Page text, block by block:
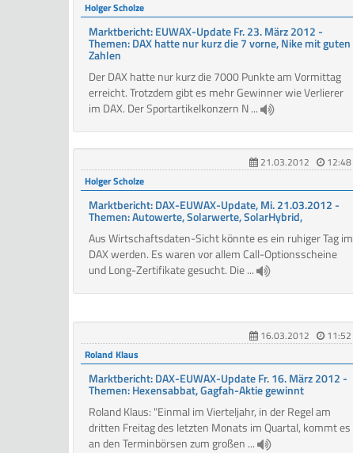
Holger Scholze
Marktbericht: EUWAX-Update Fr. 23. März 2012 -
Themen: DAX hatte nur kurz die 7 vorne, Nike mit guten
Zahlen
Der DAX hatte nur kurz die 7000 Punkte am Vormittag
erreicht. Trotzdem gibt es mehr Gewinner wie Verlierer
im DAX. Der Sportartikelkonzern N ...
21.03.2012
12:48
Holger Scholze
Marktbericht: DAX-EUWAX-Update, Mi. 21.03.2012 -
Themen: Autowerte, Solarwerte, SolarHybrid,
Aus Wirtschaftsdaten-Sicht könnte es ein ruhiger Tag im
DAX werden. Es waren vor allem Call-Optionsscheine
und Long-Zertifikate gesucht. Die ...
16.03.2012
11:52
Roland Klaus
Marktbericht: DAX-EUWAX-Update Fr. 16. März 2012 -
Themen: Hexensabbat, Gagfah-Aktie gewinnt
Roland Klaus: "Einmal im Vierteljahr, in der Regel am
dritten Freitag des letzten Monats im Quartal, kommt es
an den Terminbörsen zum großen ...